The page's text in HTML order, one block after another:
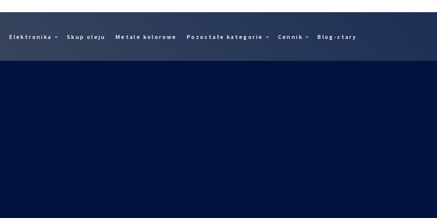
Elektronika Skup oleju Metale kolorowe Pozostałe kategorie Cennik Blog-stary